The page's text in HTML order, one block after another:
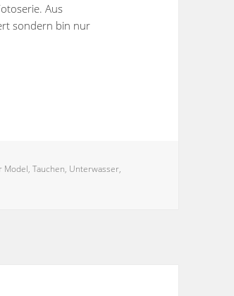
Aus
sondern bin nur
Model,Tauchen, Unterwasser,